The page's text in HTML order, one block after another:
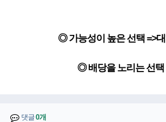
◎ 가능성이 높은 선택 =>
◎ 배당을 노리는 선택
댓글0개